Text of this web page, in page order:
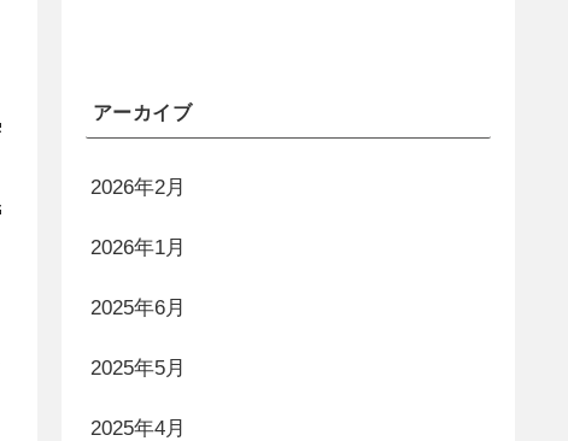
アーカイブ
2026年2月
2026年1月
2025年6月
2025年5月
2025年4月